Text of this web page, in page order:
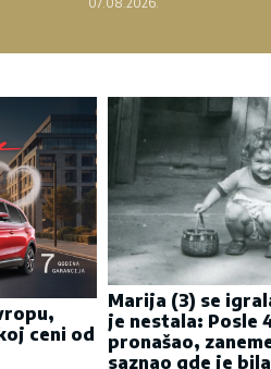
ceni od
Marija (3) se
je nestala: Posle
pronašao,
saznao gde je bila